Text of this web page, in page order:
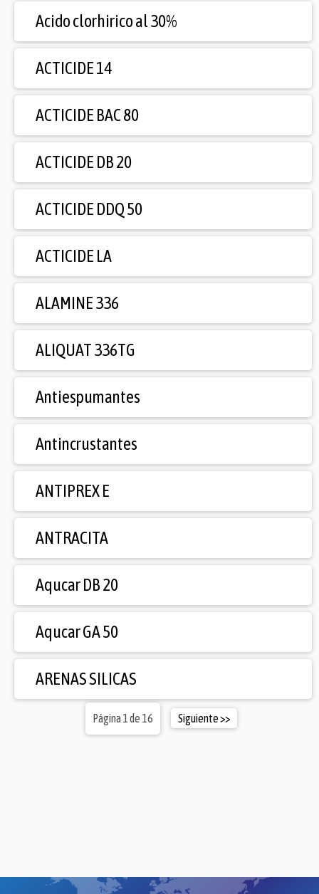
Acido clorhirico al 30%
ACTICIDE 14
ACTICIDE BAC 80
ACTICIDE DB 20
ACTICIDE DDQ 50
ACTICIDE LA
ALAMINE 336
ALIQUAT 336TG
Antiespumantes
Antincrustantes
ANTIPREX E
ANTRACITA
Aqucar DB 20
Aqucar GA 50
ARENAS SILICAS
Página 1 de 16 Siguiente >>